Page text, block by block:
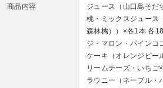
商品内容
ジュース（山口島そだ
桃・ミックスジュース
森林檎））×各1本 各
ジ・マロン・パインコ
ケーキ（オレンジピー
リームチーズ・いちご
ラウニー（ネーブル・